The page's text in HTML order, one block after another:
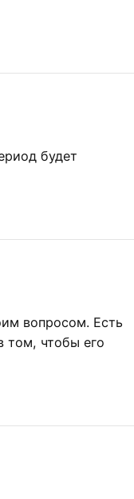
будет
вопросом. Есть
том, чтобы его